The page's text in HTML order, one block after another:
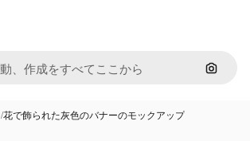
画像で
/花で飾られた灰色のバナーのモックアップ